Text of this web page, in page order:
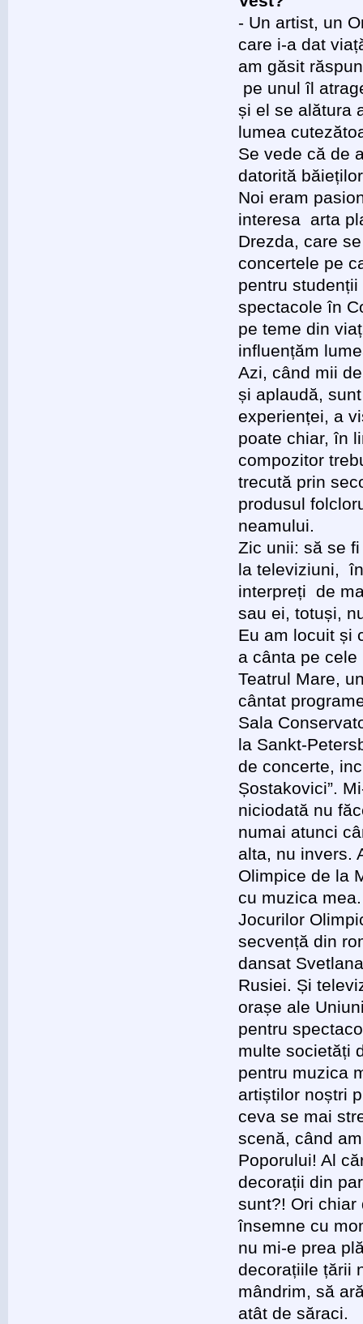
- Un artist, un
care i-a dat
am găsit
pe unul îl
și el se alătura
lumea
Se vede că de
datorită
Noi eram
interesa arta
Drezda, care
concertele pe
pentru
spectacole în
pe teme din
influențăm
Azi, când mii
și aplaudă,
experienței, a
poate chiar, în
compozitor
trecută prin
produsul
neamului.
Zic unii: să se
la televiziuni,
interpreți de
sau ei, totuși,
Eu am locuit și
a cânta pe
Teatrul Mare,
cântat
Sala
la Sankt-
de concerte,
Șostakovici”.
niciodată nu
numai atunci
alta, nu invers.
Olimpice de la
cu muzica
Jocurilor
secvență din
dansat
Rusiei. Și
orașe ale
pentru
multe societăți
pentru muzica
artiștilor noștri
ceva se mai
scenă, când
Poporului! Al
decorații din
sunt?! Ori
însemne cu
nu mi-e prea
decorațiile țării
mândrim, să
atât de săraci.